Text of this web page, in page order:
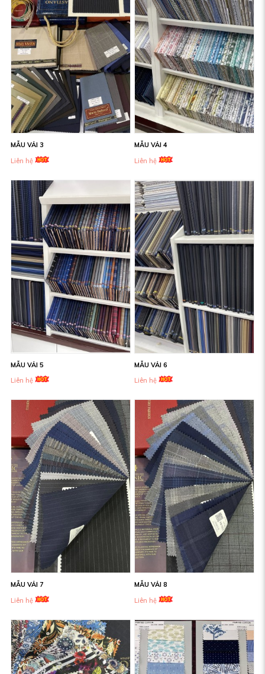
MẪU VẢI 3
Liên hệ
MẪU VẢI 4
Liên hệ
MẪU VẢI 5
Liên hệ
MẪU VẢI 6
Liên hệ
MẪU VẢI 7
Liên hệ
MẪU VẢI 8
Liên hệ